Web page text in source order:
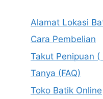
Alamat Lokasi
Cara Pembelian
Takut Penipuan (
Tanya (FAQ)
Toko Batik Online